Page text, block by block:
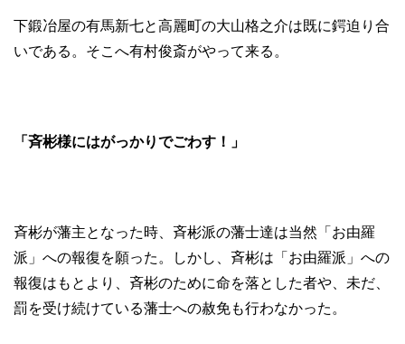
下鍛冶屋の有馬新七と高麗町の大山格之介は既に鍔迫り合
いである。そこへ有村俊斎がやって来る。
「斉彬様にはがっかりでごわす！」
斉彬が藩主となった時、斉彬派の藩士達は当然「お由羅
派」への報復を願った。しかし、斉彬は「お由羅派」への
報復はもとより、斉彬のために命を落とした者や、未だ、
罰を受け続けている藩士への赦免も行わなかった。